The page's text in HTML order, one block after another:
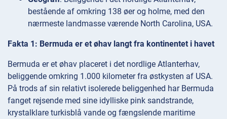
bestående af omkring 138 øer og holme, med den
nærmeste landmasse værende North Carolina, USA.
Fakta 1: Bermuda er et øhav langt fra kontinentet i havet
Bermuda er et øhav placeret i det nordlige Atlanterhav,
beliggende omkring 1.000 kilometer fra østkysten af USA.
På trods af sin relativt isolerede beliggenhed har Bermuda
fanget rejsende med sine idylliske pink sandstrande,
krystalklare turkisblå vande og fængslende maritime